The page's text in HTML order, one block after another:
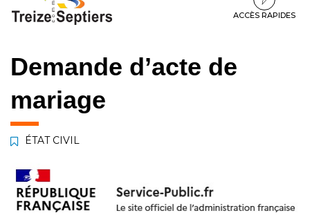
contenu
pied
ACCÈS RAPIDES
Demande d’acte de
mariage
ÉTAT CIVIL